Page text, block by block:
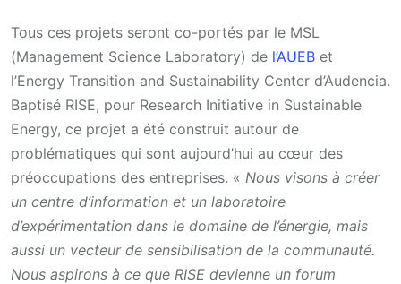
Tous ces projets seront co-portés par le MSL
(Management Science Laboratory) de l’AUEB et
l’Energy Transition and Sustainability Center d’Audencia.
Baptisé RISE, pour Research Initiative in Sustainable
Energy, ce projet a été construit autour de
problématiques qui sont aujourd’hui au cœur des
préoccupations des entreprises. « Nous visons à créer
un centre d’information et un laboratoire
d’expérimentation dans le domaine de l’énergie, mais
aussi un vecteur de sensibilisation de la communauté.
Nous aspirons à ce que RISE devienne un forum